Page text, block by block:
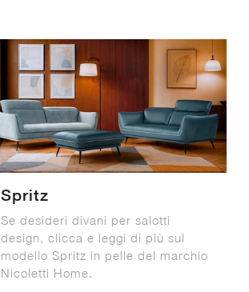
Spritz
Se desideri divani per salotti
design, clicca e leggi di più sul
modello Spritz in pelle del marchio
Nicoletti Home.